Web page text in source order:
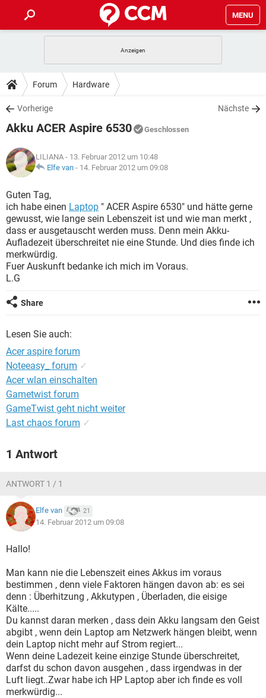
MENU
ANDROID
WINDOWS 10
WHATSAPP TIKTOK
FACEBOOK
TIPPS & TRICKS
SPIELE
WHATSAPP TIKTOK
FACEBOOK
DOWNLOADS
SPIELE STREAMING
ANDROID
WINDOWS 10 INSTAGRAM
WHATSAPP
FACEBOOK HARDWARE
SPIELE STREAMING
ANDROID
WINDOWS 10
WHATSAPP TIKTOK
FACEBOOK HARDWARE
LEXIKON
SPIELE
ANDROID IOS
WINDOWS 10 INSTAGRAM
WHATSAPP
FACEBOOK HARDWARE
Forum Hardware
Vorherige Nächste
Akku ACER Aspire 6530 Geschlossen
LILIANA - 13. Februar 2012 um 10:48
Elfe van - 14. Februar 2012 um 09:08
Guten Tag,
ich habe einen Laptop " ACER Aspire 6530" und hätte gerne
gewusst, wie lange sein Lebenszeit ist und wie man merkt ,
dass er ausgetauscht werden muss. Denn mein Akku-
Aufladezeit überschreitet nie eine Stunde. Und dies finde ich
merkwürdig.
Fuer Auskunft bedanke ich mich im Voraus.
L.G
Share
Lesen Sie auch:
Acer aspire forum
Noteeasy_ forum ✓
Acer wlan einschalten
Gametwist forum
GameTwist geht nicht weiter
Last chaos forum ✓
1 Antwort
ANTWORT 1 / 1
Elfe van 21
14. Februar 2012 um 09:08
Hallo!
Man kann nie die Lebenszeit eines Akkus im voraus
bestimmen , denn viele Faktoren hängen davon ab: es sei
denn : Überhitzung , Akkutypen , Überladen, die eisige
Kälte.....
Du kannst daran merken , dass dein Akku langsam den Geist
abgibt , wenn dein Laptop am Netzwerk hängen bleibt, wenn
dein Laptop nicht mehr auf Strom regiert...
Wenn deine Ladezeit keine einzige Stunde überschreitet,
darfst du schon davon ausgehen , dass irgendwas in der
Luft liegt..Zwar habe ich HP Laptop aber ich finde es voll
merkwürdig...